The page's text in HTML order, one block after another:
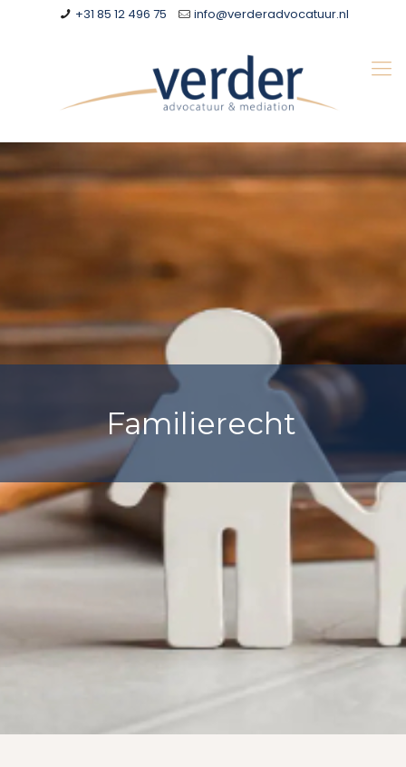
+31 85 12 496 75 info@verderadvocatuur.nl
Familierecht